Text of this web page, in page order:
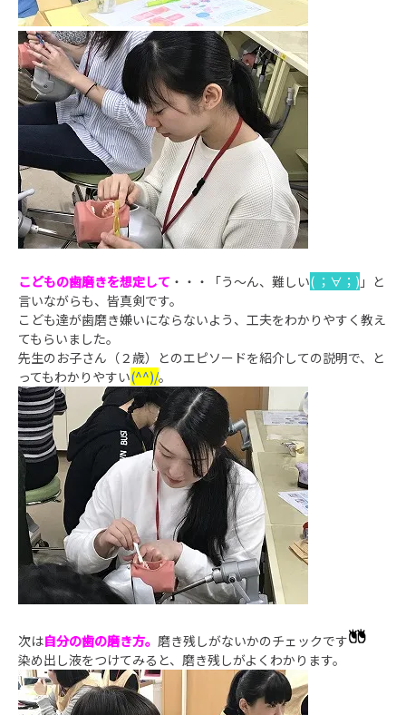
こどもの歯磨きを想定して ・・・「う～ん、難しい( ；∀；) 」と
言いながらも、皆真剣です。
こども達が歯磨き嫌いにならないよう、工夫をわかりやすく教え
てもらいました。
先生のお子さん（２歳）とのエピソードを紹介しての説明で、と
ってもわかりやすい(^^)/。
次は自分の歯の磨き方。 磨き残しがないかのチェックです
染め出し液をつけてみると、磨き残しがよくわかります。